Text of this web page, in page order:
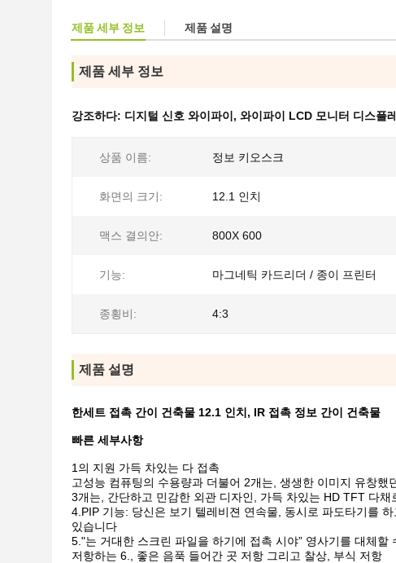
제품 세부 정보 제품 설명
제품 세부 정보
강조하다: 디지털 신호 와이파이 , 와이파이 LCD 모니터 디스플
상품 이름: 정보 키오스크
화면의 크기: 12.1 인치
맥스 결의안: 800X 600
기능: 마그네틱 카드리더 / 종이 프린터
종횡비: 4:3
제품 설명
한세트 접촉 간이 건축물 12.1 인치, IR 접촉 정보 간이 건축물
빠른 세부사항
1의 지원 가득 차있는 다 접촉
고성능 컴퓨팅의 수용량과 더불어 2개는, 생생한 이미지 유창했
3개는, 간단하고 민감한 외관 디자인, 가득 차있는 HD TFT 다채
4.PIP 기능: 당신은 보기 텔레비젼 연속물, 동시로 파도타기를
있습니다
5."는 거대한 스크린 파일을 하기에 접촉 시야” 영사기를 대체할
저항하는 6., 좋은 음푹 들어간 곳 저항 그리고 찰상, 부식 저항